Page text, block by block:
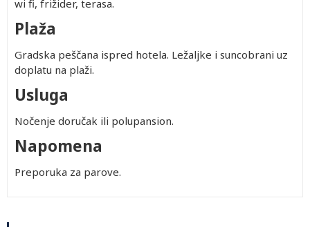
wi fi, frižider, terasa.
Plaža
Gradska peščana ispred hotela. Ležaljke i suncobrani uz
doplatu na plaži.
Usluga
Nočenje doručak ili polupansion.
Napomena
Preporuka za parove.